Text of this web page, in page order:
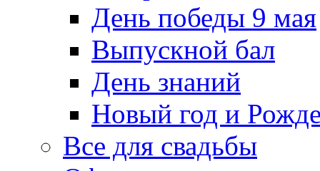
День победы 9 мая
Выпускной бал
День знаний
Новый год и
Все для свадьбы